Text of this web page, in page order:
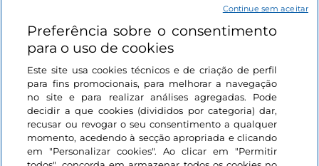
Ligações úteis
Iniciar sessão
Mantenha-se em contacto
Preferência sobre o consentimento
para o uso de cookies
Este site usa cookies técnicos e de criação de perfil
para fins promocionais, para melhorar a navegação
no site e para realizar análises agregadas. Pode
decidir a que cookies (divididos por categoria) dar,
recusar ou revogar o seu consentimento a qualquer
momento, acedendo à secção apropriada e clicando
em "Personalizar cookies". Ao clicar em "Permitir
Continue sem aceitar